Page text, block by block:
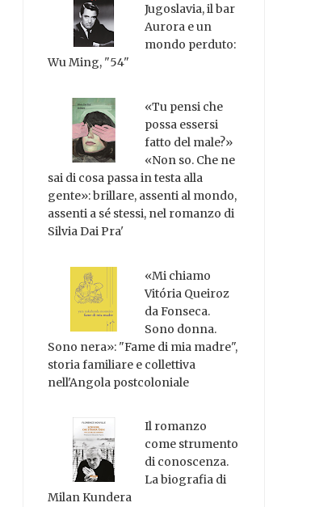
Jugoslavia, il bar
Aurora e un
mondo perduto:
Wu Ming, "54"
«Tu pensi che
possa essersi
fatto del male?»
«Non so. Che ne
sai di cosa passa in testa alla
gente»: brillare, assenti al mondo,
assenti a sé stessi, nel romanzo di
Silvia Dai Pra'
«Mi chiamo
Vitória Queiroz
da Fonseca.
Sono donna.
Sono nera»: "Fame di mia madre",
storia familiare e collettiva
nell'Angola postcoloniale
Il romanzo
come strumento
di conoscenza.
La biografia di
Milan Kundera